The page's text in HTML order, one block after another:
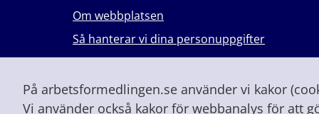
På arbetsformedlingen.se använder vi kakor
Vi använder också kakor för webbanalys för att
Om webbplatsen
Så hanterar vi dina personuppgifter
Lever du med våld i en nära relation?
Vid höjd beredskap och krig